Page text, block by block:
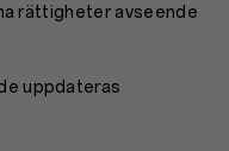
rättigheter avseende
uppdateras